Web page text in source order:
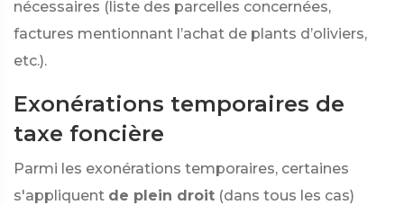
nécessaires (liste des parcelles concernées,
factures mentionnant l’achat de plants d’oliviers,
etc.).
Exonérations temporaires de
taxe foncière
Parmi les exonérations temporaires, certaines
s'appliquent de plein droit (dans tous les cas)